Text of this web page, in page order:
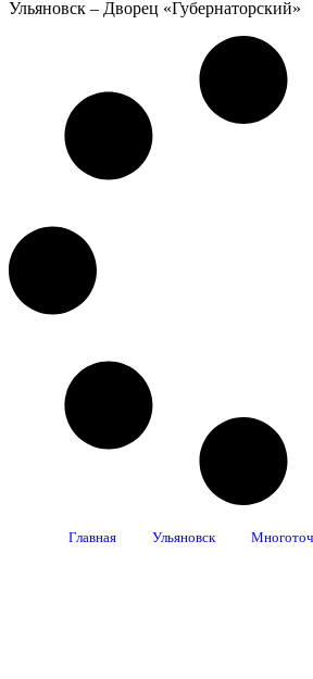
Ульяновск – Дворец «Губернаторский»
Главная Ульяновск